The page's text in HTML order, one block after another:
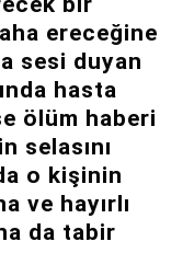
ereceğine
sesi duyan
hasta
ölüm haberi
selasını
o kişinin
ve hayırlı
da tabir